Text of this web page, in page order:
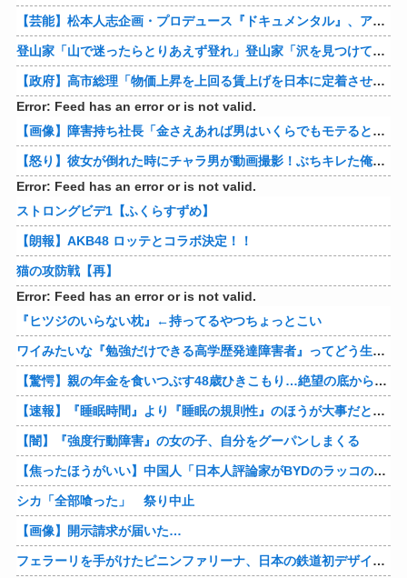
【芸能】松本人志企画・プロデュース『ドキュメンタル』、アメリカで初の制作が決定
登山家「山で迷ったらとりあえず登れ」登山家「沢を見つけて下山しろ」←これ結局どっちが正解なの？
【政府】高市総理「物価上昇を上回る賃上げを日本に定着させる」 国家公務員月給3.51％増へ 人事院の勧告を受け
Error: Feed has an error or is not valid.
【画像】障害持ち社長「金さえあれば男はいくらでもモテるという事を証明してる」
【怒り】彼女が倒れた時にチャラ男が動画撮影！ぶちキレた俺がしたことｗｗｗｗ 他
Error: Feed has an error or is not valid.
ストロングビデ1【ふくらすずめ】
【朗報】AKB48 ロッテとコラボ決定！！
猫の攻防戦【再】
Error: Feed has an error or is not valid.
『ヒツジのいらない枕』←持ってるやつちょっとこい
ワイみたいな『勉強だけできる高学歴発達障害者』ってどう生きたらいいんや？
【驚愕】親の年金を食いつぶす48歳ひきこもり…絶望の底から家族を救ったのは『障害基礎年金』だった
【速報】『睡眠時間』より『睡眠の規則性』のほうが大事だと判明
【闇】『強度行動障害』の女の子、自分をグーパンしまくる
【焦ったほうがいい】中国人「日本人評論家がBYDのラッコの装備を褒めてるけど中国では基本的な装備やぞ…？」
シカ「全部喰った」 祭り中止
【画像】開示請求が届いた…
フェラーリを手がけたピニンファリーナ、日本の鉄道初デザイン。南海電鉄が新たな空港特急をなにわ筋線へ導入